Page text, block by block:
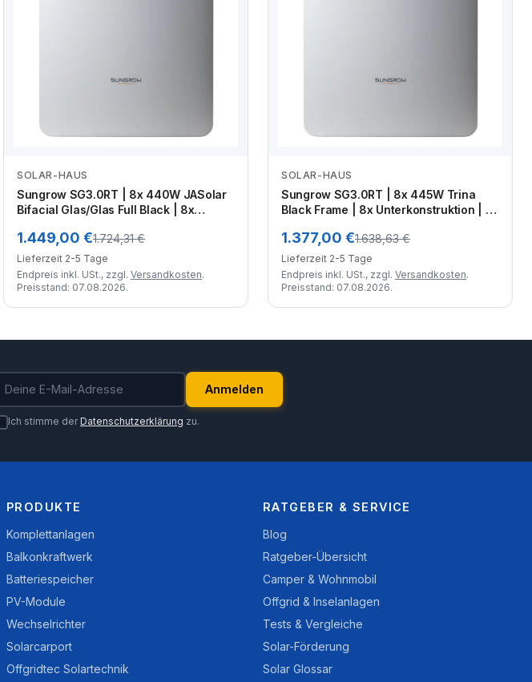
Zum Angebot
SOLAR-HAUS
Sungrow SG3.0RT | 8x 440W JASolar
Bifacial Glas/Glas Full Black | 8x
| MC4 Stecker-Set | Crimpzange
1.449,00 €1.724,31 €
Lieferzeit 2-5 Tage
Endpreis inkl. USt., zzgl. Versandkosten.
Preisstand: 07.08.2026.
Zum Angebot
SOLAR-HAUS
Sungrow SG3.0RT | 8x 445W Trina
Black Frame | 8x Unterkonstruktion | 2x
Crimpzange
1.377,00 €1.638,63 €
Lieferzeit 2-5 Tage
Endpreis inkl. USt., zzgl. Versandkosten.
Preisstand: 07.08.2026.
E-Mail-Adresse
Anmelden
Ich stimme derDatenschutzerklärung zu.
PRODUKTE
Komplettanlagen
Balkonkraftwerk
Batteriespeicher
PV-Module
Wechselrichter
Solarcarport
Offgridtec Solartechnik
RATGEBER & SERVICE
Blog
Ratgeber-Übersicht
Camper & Wohnmobil
Offgrid & Inselanlagen
Tests & Vergleiche
Solar-Förderung
Solar Glossar